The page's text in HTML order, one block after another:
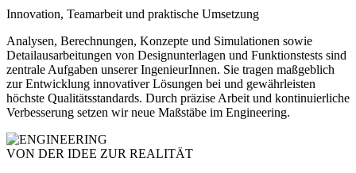
Innovation, Teamarbeit und praktische Umsetzung
Analysen, Berechnungen, Konzepte und Simulationen sowie
Detailausarbeitungen von Designunterlagen und Funktionstests sind
zentrale Aufgaben unserer IngenieurInnen. Sie tragen maßgeblich
zur Entwicklung innovativer Lösungen bei und gewährleisten
höchste Qualitätsstandards. Durch präzise Arbeit und kontinuierliche
Verbesserung setzen wir neue Maßstäbe im Engineering.
VON DER IDEE ZUR REALITÄT